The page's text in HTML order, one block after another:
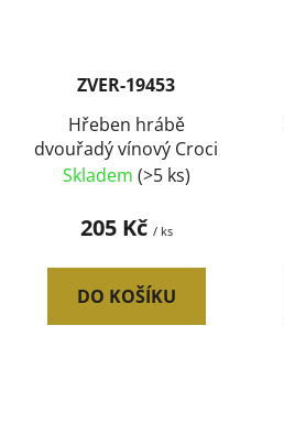
ZVER-19453
Hřeben hrábě
dvouřadý vínový Croci
Skladem (>5 ks)
205 Kč / ks
DO KOŠÍKU